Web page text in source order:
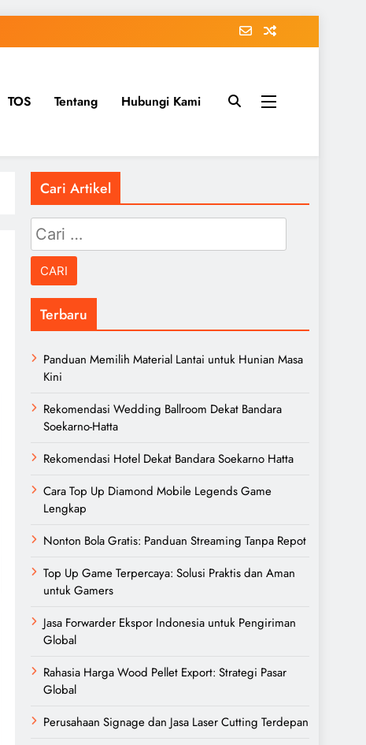
TOS Tentang Hubungi Kami
Cari Artikel
Cari
untuk:
Terbaru
Panduan Memilih Material Lantai untuk Hunian Masa
Kini
Rekomendasi Wedding Ballroom Dekat Bandara
Soekarno-Hatta
Rekomendasi Hotel Dekat Bandara Soekarno Hatta
Cara Top Up Diamond Mobile Legends Game
Lengkap
Nonton Bola Gratis: Panduan Streaming Tanpa Repot
Top Up Game Terpercaya: Solusi Praktis dan Aman
untuk Gamers
Jasa Forwarder Ekspor Indonesia untuk Pengiriman
Global
Rahasia Harga Wood Pellet Export: Strategi Pasar
Global
Perusahaan Signage dan Jasa Laser Cutting Terdepan